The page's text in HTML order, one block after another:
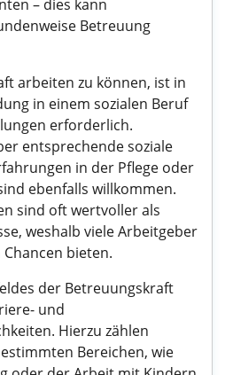
– dies kann
Betreuung
arbeiten zu können, ist in
in einem sozialen Beruf
erforderlich.
entsprechende soziale
in der Pflege oder
ebenfalls willkommen.
sind oft wertvoller als
weshalb viele Arbeitgeber
bieten.
der Betreuungskraft
und
Hierzu zählen
Bereichen, wie